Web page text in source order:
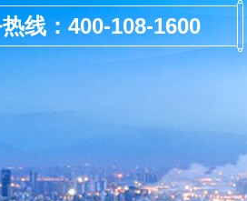
线：400-108-1600